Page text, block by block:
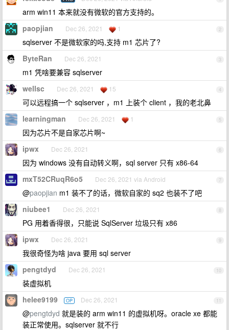
arm win11 本来就没有微软的官方支持的。
2
paopjian Dec 26, 2021 1
sqlserver 不是微软家的吗,支持 m1 芯片了?
3
ByteRan Dec 26, 2021
m1 凭啥要兼容 sqlserver
4
wellsc Dec 26, 2021 15
可以远程搞一个 sqlserver ，m1 上装个 client ，我的老北鼻
5
learningman Dec 26, 2021 1
因为芯片不是自家芯片啊~
6
ipwx Dec 26, 2021
因为 windows 没有自动转义啊，sql server 只有 x86-64
7
mxT52CRuqR6o5 Dec 26, 2021 via Android
@paopjian m1 装不了的话，微软自家的 sq2 也装不了吧
8
niubee1 Dec 26, 2021
PG 用着香得很，只能说 SqlServer 垃圾只有 x86
9
ipwx Dec 26, 2021
我很奇怪为啥 java 要用 sql server
10
pengtdyd Dec 26, 2021
装虚拟机
11
helee9199 OP Dec 26, 2021
@pengtdyd 就是装的 arm win11 的虚拟机呀。oracle xe 都能
装正常使用。sqlserver 就不行